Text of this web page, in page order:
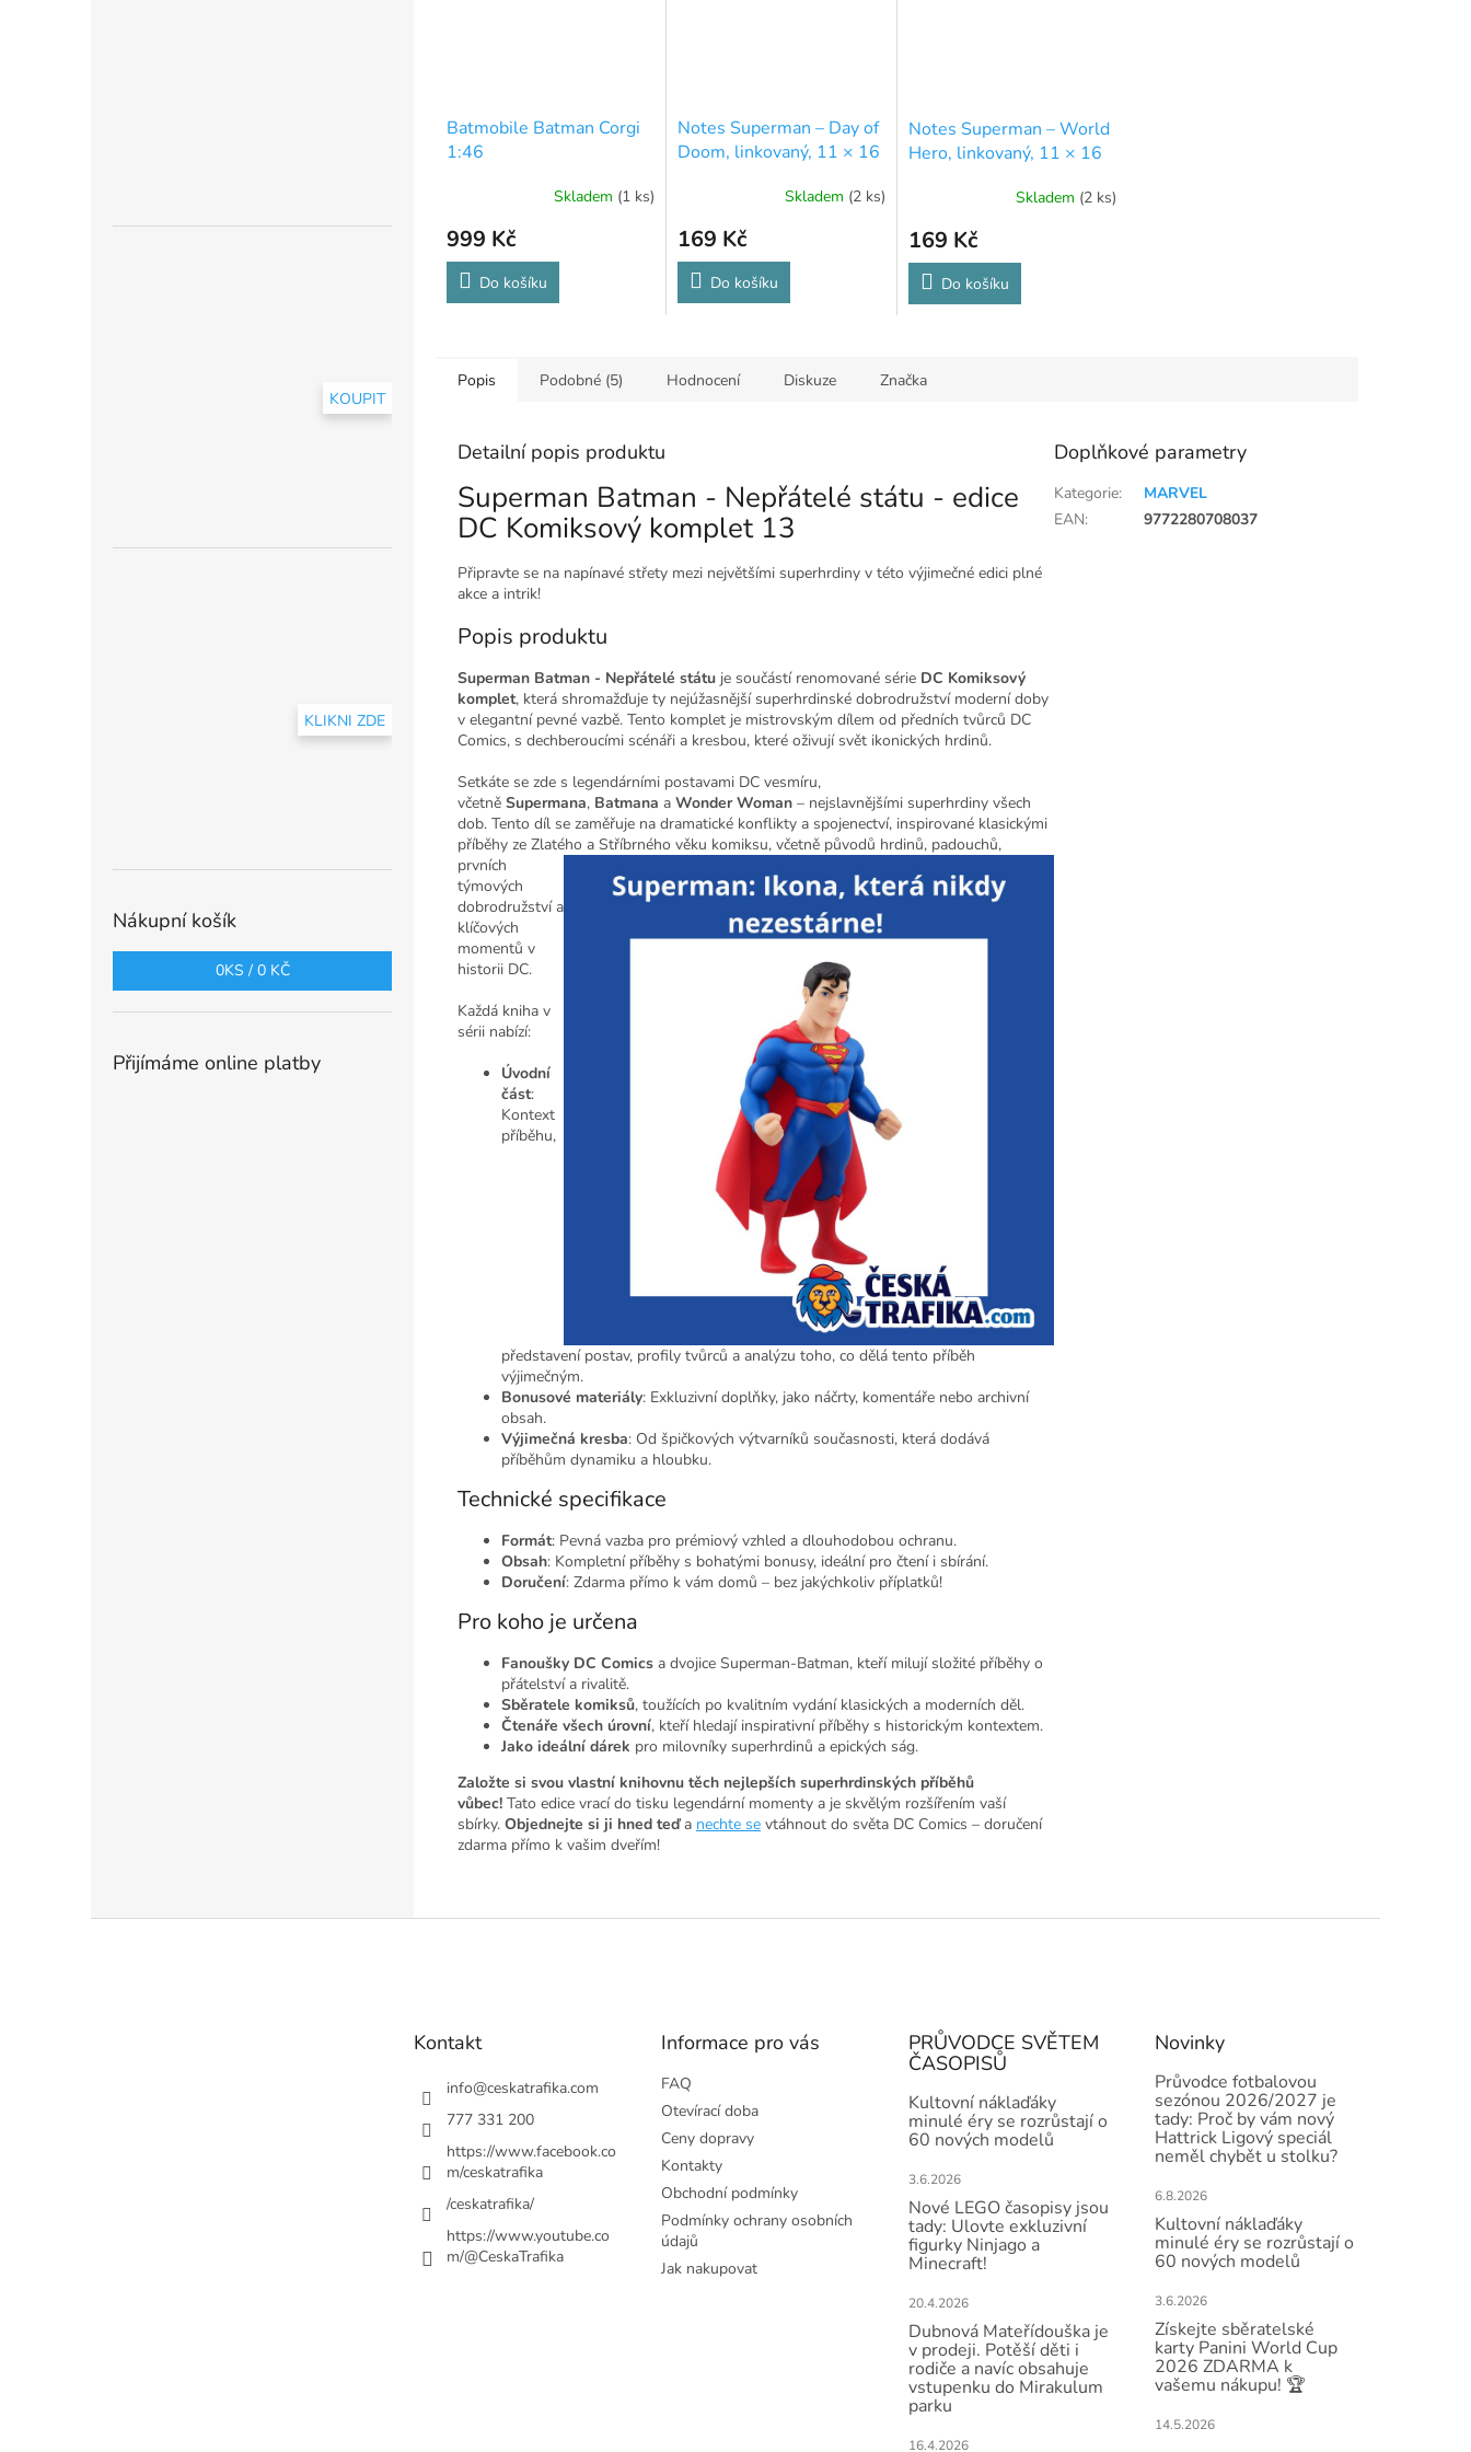
KOUPIT
KLIKNI ZDE
Nákupní košík
0KS / 0 KČ
Přijímáme online platby
Batmobile Batman Corgi
1:46
Skladem (1 ks)
999 Kč
Do košíku
Notes Superman – Day of
Doom, linkovaný, 11 × 16
Skladem (2 ks)
169 Kč
Do košíku
Notes Superman – World
Hero, linkovaný, 11 × 16
Skladem (2 ks)
169 Kč
Do košíku
Popis Podobné (5) Hodnocení Diskuze Značka
Detailní popis produktu
Superman Batman - Nepřátelé státu - edice
DC Komiksový komplet 13
Připravte se na napínavé střety mezi největšími superhrdiny v této výjimečné edici plné
akce a intrik!
Popis produktu
Superman Batman - Nepřátelé státu je součástí renomované série DC Komiksový
komplet, která shromažďuje ty nejúžasnější superhrdinské dobrodružství moderní doby
v elegantní pevné vazbě. Tento komplet je mistrovským dílem od předních tvůrců DC
Comics, s dechberoucími scénáři a kresbou, které oživují svět ikonických hrdinů.
Setkáte se zde s legendárními postavami DC vesmíru,
včetně Supermana, Batmana a Wonder Woman – nejslavnějšími superhrdiny všech
dob. Tento díl se zaměřuje na dramatické konflikty a spojenectví, inspirované klasickými
příběhy ze Zlatého a Stříbrného věku komiksu, včetně původů hrdinů, padouchů,
prvních
týmových
dobrodružství a
klíčových
momentů v
historii DC.
Každá kniha v
sérii nabízí:
Úvodní
část:
Kontext
příběhu,
představení postav, profily tvůrců a analýzu toho, co dělá tento příběh
výjimečným.
Bonusové materiály: Exkluzivní doplňky, jako náčrty, komentáře nebo archivní
obsah.
Výjimečná kresba: Od špičkových výtvarníků současnosti, která dodává
příběhům dynamiku a hloubku.
Technické specifikace
Formát: Pevná vazba pro prémiový vzhled a dlouhodobou ochranu.
Obsah: Kompletní příběhy s bohatými bonusy, ideální pro čtení i sbírání.
Doručení: Zdarma přímo k vám domů – bez jakýchkoliv příplatků!
Pro koho je určena
Fanoušky DC Comics a dvojice Superman-Batman, kteří milují složité příběhy o
přátelství a rivalitě.
Sběratele komiksů, toužících po kvalitním vydání klasických a moderních děl.
Čtenáře všech úrovní, kteří hledají inspirativní příběhy s historickým kontextem.
Jako ideální dárek pro milovníky superhrdinů a epických ság.
Založte si svou vlastní knihovnu těch nejlepších superhrdinských příběhů
vůbec! Tato edice vrací do tisku legendární momenty a je skvělým rozšířením vaší
sbírky. Objednejte si ji hned teď a nechte se vtáhnout do světa DC Comics – doručení
zdarma přímo k vašim dveřím!
Doplňkové parametry
Kategorie:
MARVEL
EAN: 9772280708037
Kontakt
info@ceskatrafika.com
777 331 200
https://www.facebook.co
m/ceskatrafika
/ceskatrafika/
https://www.youtube.co
m/@CeskaTrafika
Informace pro vás
FAQ
Otevírací doba
Ceny dopravy
Kontakty
Obchodní podmínky
Podmínky ochrany osobních
údajů
Jak nakupovat
PRŮVODCE SVĚTEM
ČASOPISŮ
Kultovní náklaďáky
minulé éry se rozrůstají o
60 nových modelů
3.6.2026
Nové LEGO časopisy jsou
tady: Ulovte exkluzivní
figurky Ninjago a
Minecraft!
20.4.2026
Dubnová Mateřídouška je
v prodeji. Potěší děti i
rodiče a navíc obsahuje
vstupenku do Mirakulum
parku
16.4.2026
Novinky
Průvodce fotbalovou
sezónou 2026/2027 je
tady: Proč by vám nový
Hattrick Ligový speciál
neměl chybět u stolku?
6.8.2026
Kultovní náklaďáky
minulé éry se rozrůstají o
60 nových modelů
3.6.2026
Získejte sběratelské
karty Panini World Cup
2026 ZDARMA k
vašemu nákupu! 🏆
14.5.2026